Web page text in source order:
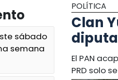
sábado
semana
POLÍTICA
Clan
El PAN
PRD solo